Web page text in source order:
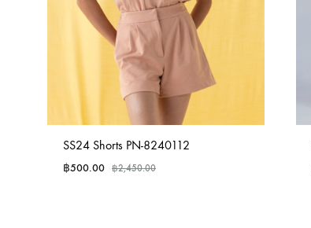
SS24 Shorts PN-8240112
฿500.00 ฿2,450.00